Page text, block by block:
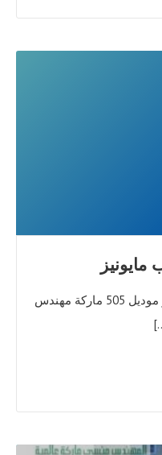
مايونيز
ماكينة تعبئة ولحام كاتشب مايونيز موديل 505 ماركة مهندس